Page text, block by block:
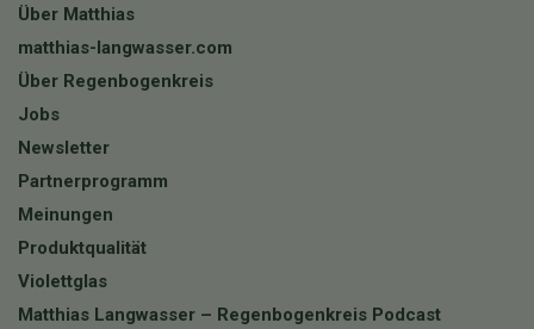
Über Matthias
matthias-langwasser.com
Über Regenbogenkreis
Jobs
Newsletter
Partnerprogramm
Meinungen
Produktqualität
Violettglas
Matthias Langwasser – Regenbogenkreis Podcast